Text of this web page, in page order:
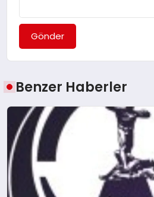
Gönder
Benzer Haberler